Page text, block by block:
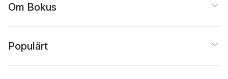
Om Bokus
Populärt